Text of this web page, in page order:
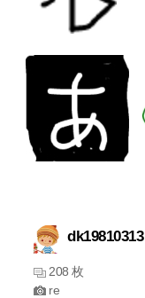
dk19810313
208 枚
re